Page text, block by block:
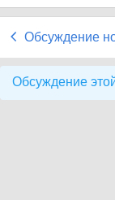
Обсуждение
Обсуждение